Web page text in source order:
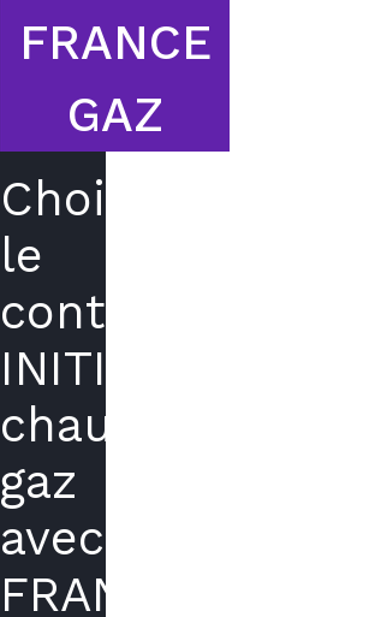
FRANCE
GAZ
Choisir
le
contrat
INITIAL
chaudière
gaz
avec
FRANCE